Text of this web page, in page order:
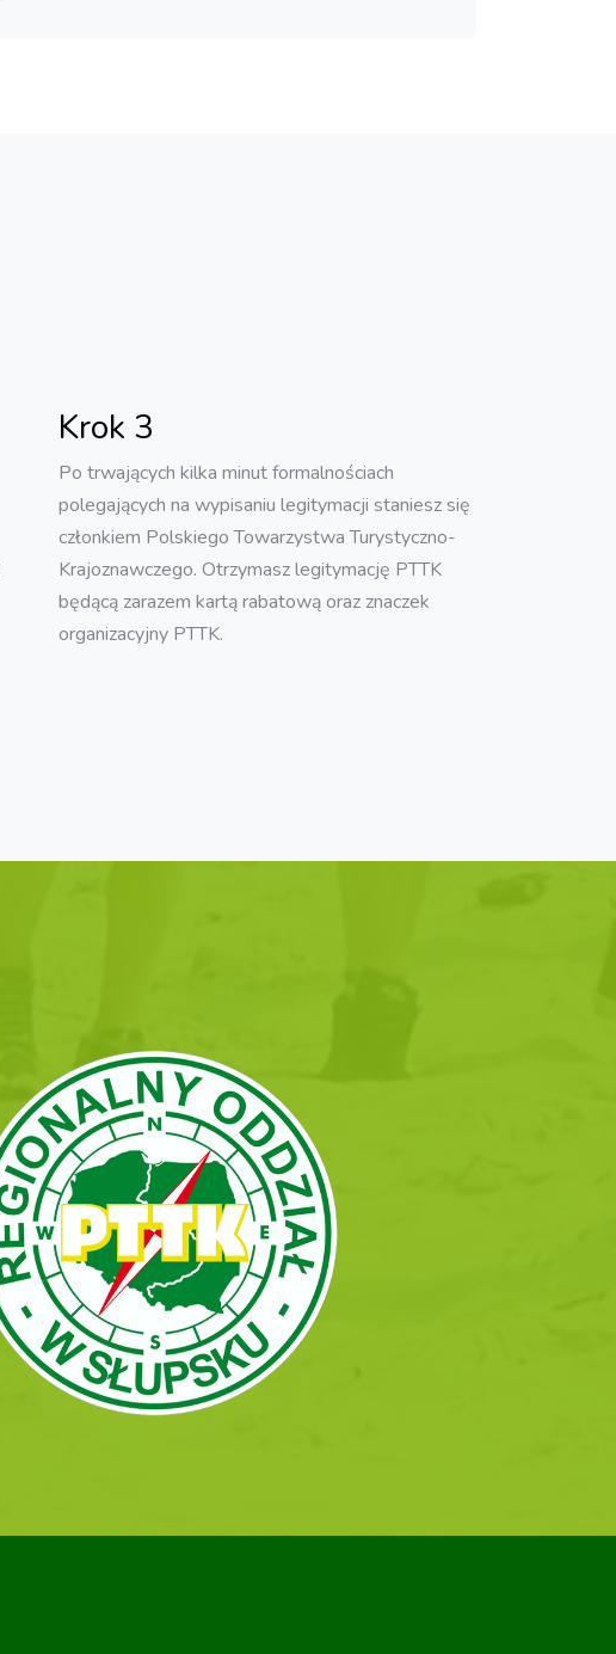
Krok 3
Po trwających kilka minut formalnościach
polegających na wypisaniu legitymacji staniesz się
członkiem Polskiego Towarzystwa Turystyczno-
Krajoznawczego. Otrzymasz legitymację PTTK
będącą zarazem kartą rabatową oraz znaczek
organizacyjny PTTK.